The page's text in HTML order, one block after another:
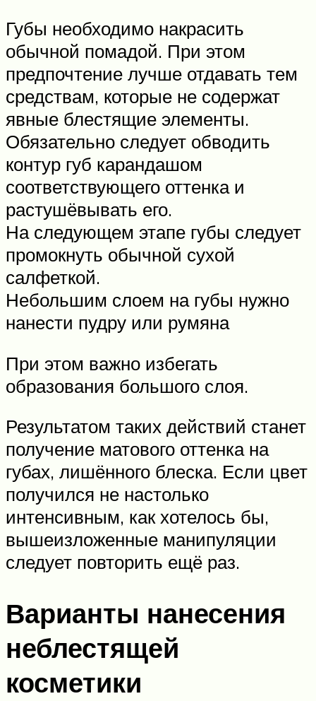
Губы необходимо накрасить
обычной помадой. При этом
предпочтение лучше отдавать тем
средствам, которые не содержат
явные блестящие элементы.
Обязательно следует обводить
контур губ карандашом
соответствующего оттенка и
растушёвывать его.
На следующем этапе губы следует
промокнуть обычной сухой
салфеткой.
Небольшим слоем на губы нужно
нанести пудру или румяна
При этом важно избегать
образования большого слоя.
Результатом таких действий станет
получение матового оттенка на
губах, лишённого блеска. Если цвет
получился не настолько
интенсивным, как хотелось бы,
вышеизложенные манипуляции
следует повторить ещё раз.
Варианты нанесения
неблестящей
косметики